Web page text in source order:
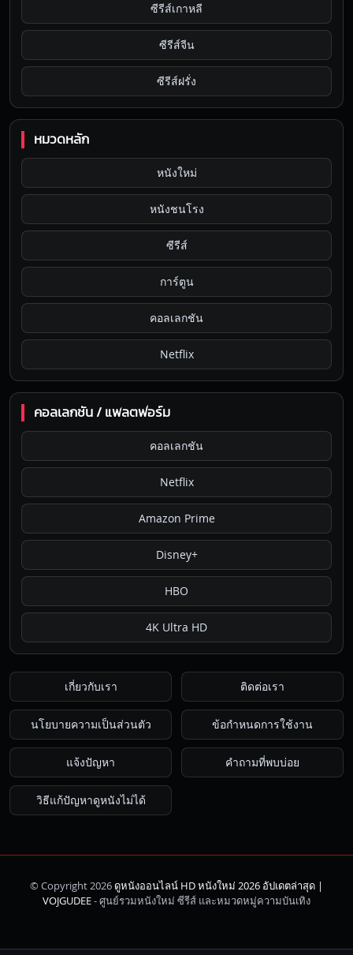
ซีรีส์เกาหลี
ซีรีส์จีน
ซีรีส์ฝรั่ง
หมวดหลัก
หนังใหม่
หนังชนโรง
ซีรีส์
การ์ตูน
คอลเลกชัน
Netflix
คอลเลกชัน / แพลตฟอร์ม
คอลเลกชัน
Netflix
Amazon Prime
Disney+
HBO
4K Ultra HD
เกี่ยวกับเรา ติดต่อเรา
นโยบายความเป็นส่วนตัว ข้อกำหนดการใช้งาน
แจ้งปัญหา คำถามที่พบบ่อย
วิธีแก้ปัญหาดูหนังไม่ได้
© Copyright 2026ดูหนังออนไลน์ HD หนังใหม่ 2026 อัปเดตล่าสุด |
VOJGUDEE- ศูนย์รวมหนังใหม่ ซีรีส์ และหมวดหมู่ความบันเทิง
ค้นหา